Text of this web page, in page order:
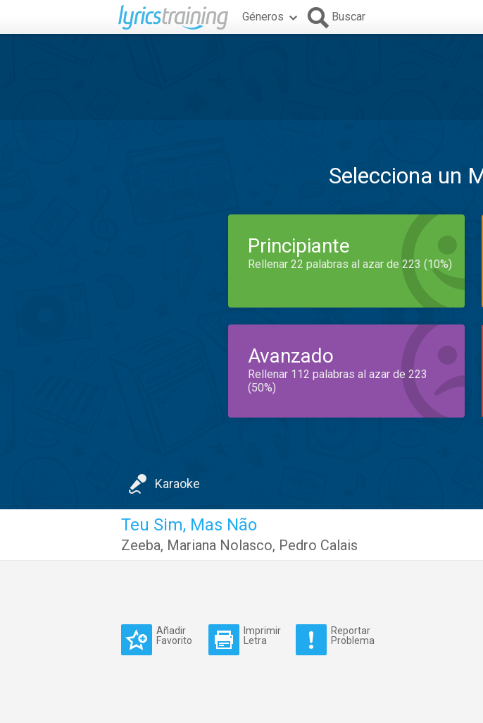
Géneros Buscar
Selecciona un
Principiante
Rellenar 22 palabras al azar de 223 (10%)
Avanzado
Rellenar 112 palabras al azar de 223
(50%)
Karaoke
Teu Sim, Mas Não
Zeeba, Mariana Nolasco, Pedro Calais
Añadir
Favorito
Imprimir
Letra
Reportar
Problema